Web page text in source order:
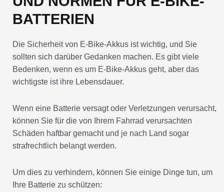
BATTERIEN
sollten sich darüber Gedanken machen. Es gibt viele
Bedenken, wenn es um E-Bike-Akkus geht, aber das
wichtigste ist ihre Lebensdauer.
können Sie für die von Ihrem Fahrrad verursachten
Schäden haftbar gemacht und je nach Land sogar
strafrechtlich belangt werden.
Ihre Batterie zu schützen:
① Stellen Sie sicher, dass Ihr E-Rad regelmäßig gewartet